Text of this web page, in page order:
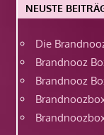
NEUSTE
Die
Brandnooz
Brandnooz